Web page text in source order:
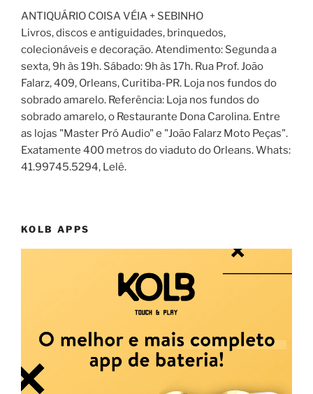
ANTIQUÁRIO COISA VÉIA + SEBINHO
Livros, discos e antiguidades, brinquedos,
colecionáveis e decoração. Atendimento: Segunda a
sexta, 9h às 19h. Sábado: 9h às 17h. Rua Prof. João
Falarz, 409, Orleans, Curitiba-PR. Loja nos fundos do
sobrado amarelo. Referência: Loja nos fundos do
sobrado amarelo, o Restaurante Dona Carolina. Entre
as lojas "Master Pró Audio" e "João Falarz Moto Peças".
Exatamente 400 metros do viaduto do Orleans. Whats:
41.99745.5294, Lelê.
KOLB APPS